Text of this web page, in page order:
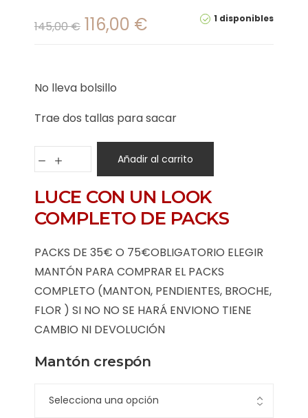
1 disponibles
145,00€ 116,00 €
No lleva bolsillo
Trae dos tallas para sacar
Añadir al carrito
LUCE CON UN LOOK
COMPLETO DE PACKS
PACKS DE 35€ O 75€OBLIGATORIO ELEGIR
MANTÓN PARA COMPRAR EL PACKS
COMPLETO (MANTON, PENDIENTES, BROCHE,
FLOR ) SI NO NO SE HARÁ ENVIONO TIENE
CAMBIO NI DEVOLUCIÓN
Mantón crespón